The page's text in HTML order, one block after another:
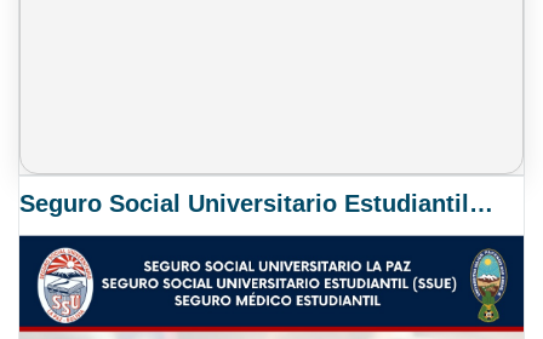
Seguro Social Universitario Estudiantil SSUE